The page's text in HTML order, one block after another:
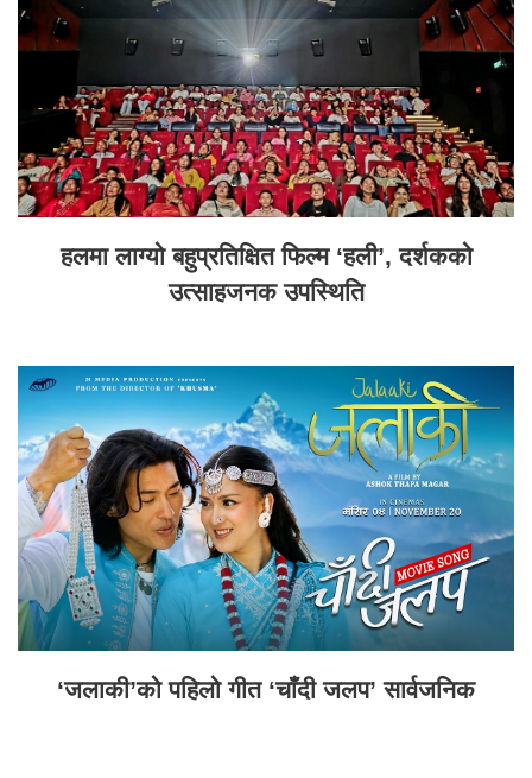
हलमा लाग्यो बहुप्रतिक्षित फिल्म ‘हली’, दर्शकको
उत्साहजनक उपस्थिति
‘जलाकी’को पहिलो गीत ‘चाँदी जलप’ सार्वजनिक